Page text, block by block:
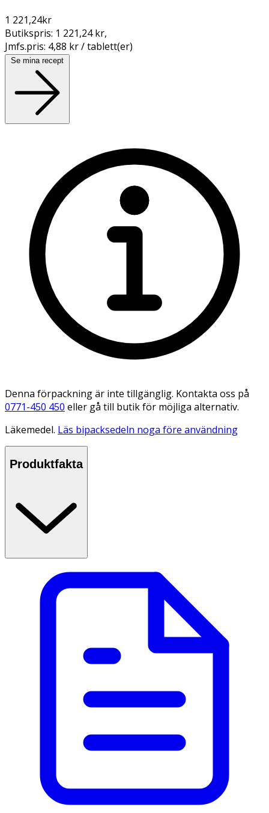
1 221,24kr
Butikspris: 1 221,24 kr,
Jmfs.pris: 4,88 kr / tablett(er)
Se mina recept
Denna förpackning är inte tillgänglig. Kontakta oss på
0771-450 450 eller gå till butik för möjliga alternativ.
Läkemedel. Läs bipacksedeln noga före användning
Produktfakta